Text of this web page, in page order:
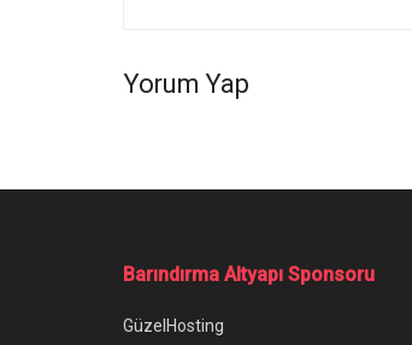
Yorum Yap
Ana Sayfa/Fotoğraftaki Yazıyı Kopyalama